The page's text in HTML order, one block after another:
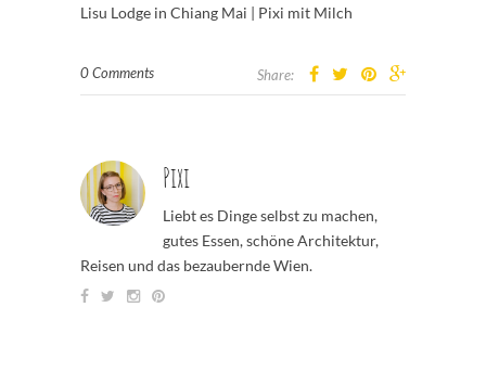
Lisu Lodge in Chiang Mai | Pixi mit Milch
0 Comments Share:
Pixi
Liebt es Dinge selbst zu machen,
gutes Essen, schöne Architektur,
Reisen und das bezaubernde Wien.